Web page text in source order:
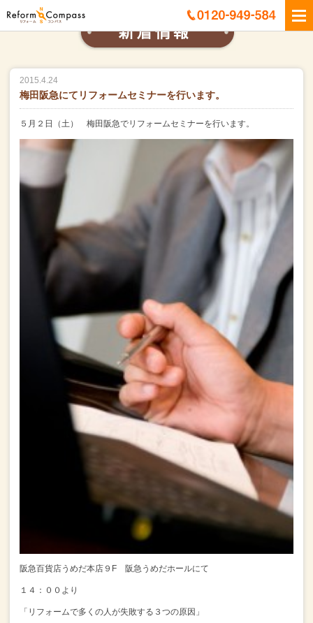
2015.4.24
梅田阪急にてリフォームセミナーを行います。
５月２日（土） 梅田阪急でリフォームセミナーを行います。
阪急百貨店うめだ本店９F 阪急うめだホールにて
１４：００より
「リフォームで多くの人が失敗する３つの原因」